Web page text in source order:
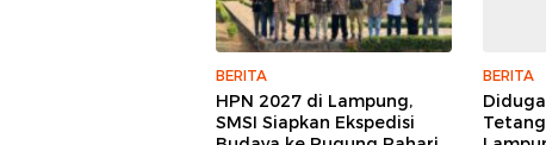
BERITA
HPN 2027 di Lampung,
SMSI Siapkan Ekspedisi
BERITA